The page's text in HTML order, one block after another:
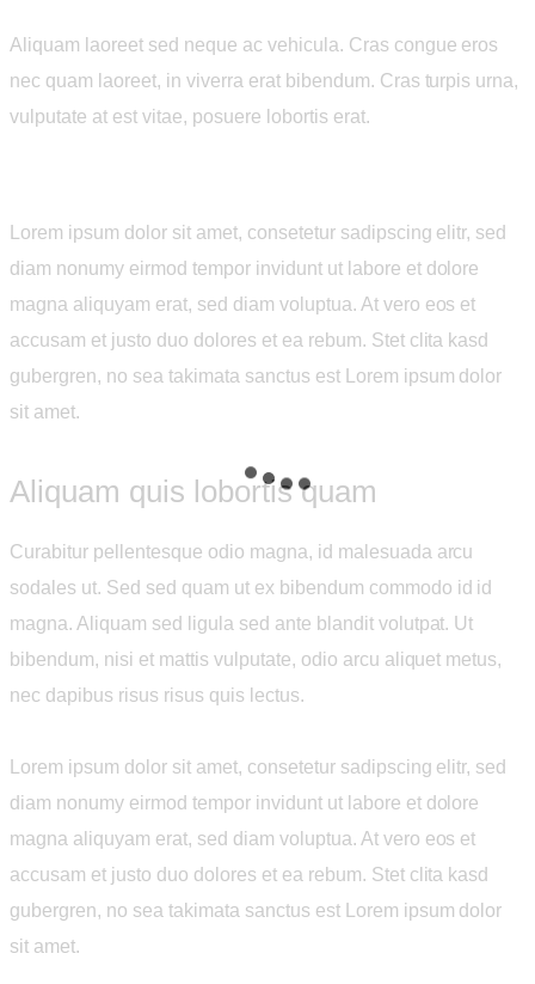
Aliquam laoreet sed neque ac vehicula. Cras congue eros
nec quam laoreet, in viverra erat bibendum. Cras turpis urna,
vulputate at est vitae, posuere lobortis erat.
Lorem ipsum dolor sit amet, consetetur sadipscing elitr, sed
diam nonumy eirmod tempor invidunt ut labore et dolore
magna aliquyam erat, sed diam voluptua. At vero eos et
accusam et justo duo dolores et ea rebum. Stet clita kasd
gubergren, no sea takimata sanctus est Lorem ipsum dolor
sit amet.
Aliquam quis lobortis quam
Curabitur pellentesque odio magna, id malesuada arcu
sodales ut. Sed sed quam ut ex bibendum commodo id id
magna. Aliquam sed ligula sed ante blandit volutpat. Ut
bibendum, nisi et mattis vulputate, odio arcu aliquet metus,
nec dapibus risus risus quis lectus.
Lorem ipsum dolor sit amet, consetetur sadipscing elitr, sed
diam nonumy eirmod tempor invidunt ut labore et dolore
magna aliquyam erat, sed diam voluptua. At vero eos et
accusam et justo duo dolores et ea rebum. Stet clita kasd
gubergren, no sea takimata sanctus est Lorem ipsum dolor
sit amet.